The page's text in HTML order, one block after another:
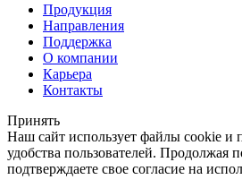
Продукция
Направления
Поддержка
О компании
Карьера
Контакты
Принять
Наш сайт использует файлы cookie и
удобства пользователей. Продолжая
подтверждаете свое согласие на